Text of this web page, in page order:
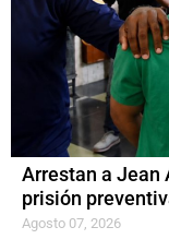
Arrestan a Jean
prisión
Agosto 07, 2026